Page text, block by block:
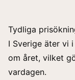
Tydliga
I Sverige äter vi
om året, vilket
vardagen.